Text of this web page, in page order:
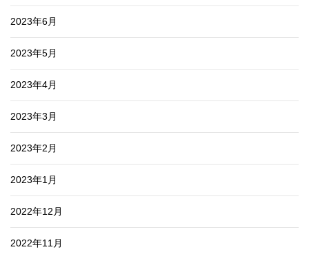
2023年6月
2023年5月
2023年4月
2023年3月
2023年2月
2023年1月
2022年12月
2022年11月